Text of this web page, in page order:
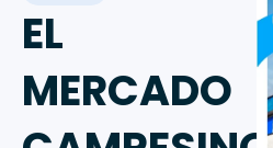
EL
MERCADO